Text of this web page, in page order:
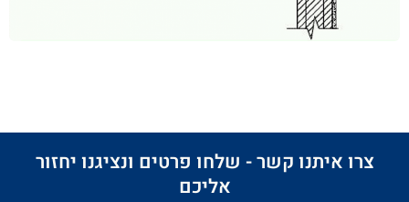
צרו איתנו קשר - שלחו פרטים ונציגנו יחזור
אליכם​